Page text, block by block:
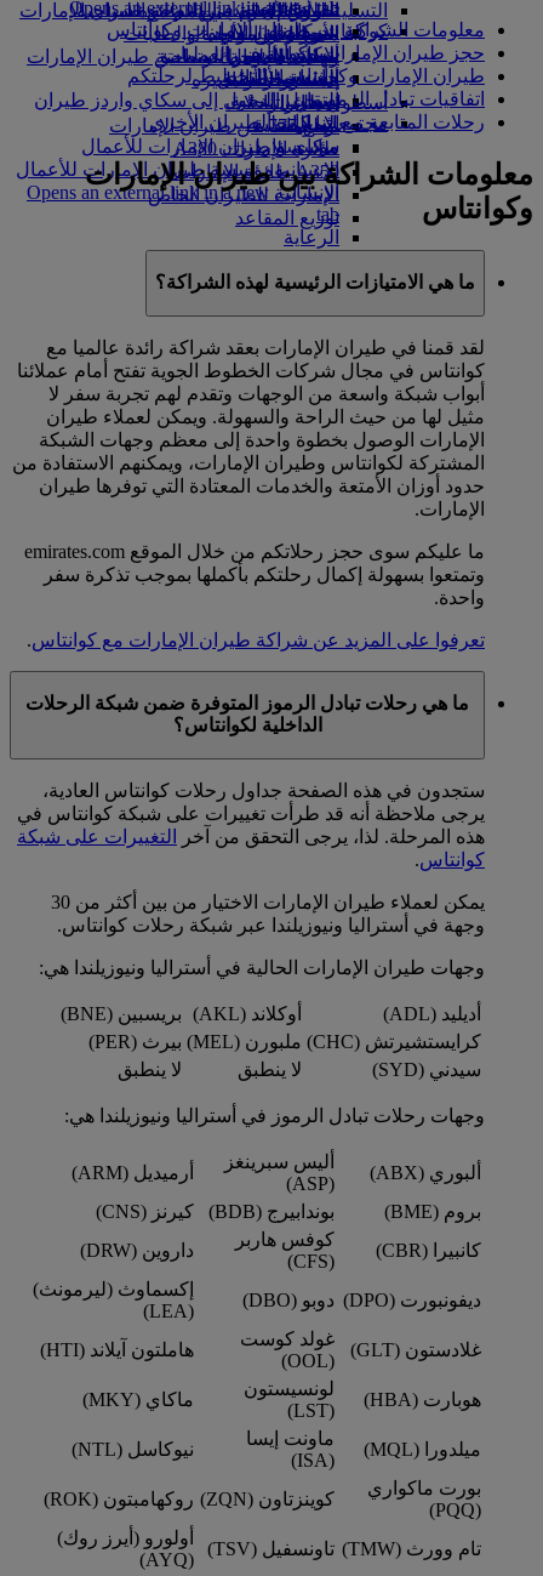
تناول الطعام في الدرجة السياحية
الممتازة
وجبات الدرجة السياحية
المشروبات
أسطول طائراتنا
بوينج 777
طائرة الإمارات A380
A350 طائرة الإمارات
الإمارات للطيران الخاص
توزيع المقاعد
السوق الحرة
متجرنا الرسمي
التسلية للأطفال
الترفيه عن الأطفال
ألعاب الأطفال
أنشطة للأطفال
in a new tab
كوكبنا
الاستدامة في العمليات
السياسة البيئية
التقارير البيئية
مجتمعاتنا المحلية
مؤسسة طيران الإمارات للأعمال
الإنسانيةمؤسسة طيران الإمارات للأعمال
الإنسانية Opens an external link in a new
tab
الرعاية
Opens an external link in a new tab
شركاؤنا
سكاي واردز رايل
حاسبة الأميال
تسجيل الدخول إلى سكاي واردز طيران
الإمارات
سكاي واردز+
السفر لأصحاب الهمم مع طيران الإمارات
المساعدة الخاصة والطلبات
تجربتكم على متن الطائرة
الأدوات والموارد
الهاتف المتحرك وتطبيق طيران الإمارات
إلغاء حجز أو تغييره
تعطل الرحلات
معلومات عن طيران الإمارات
معلومات الشراكة بين طيران الإمارات وكوانتاس
حجز طيران الإمارات وكوانتاس
طيران الإمارات وكوانتاس - التخطيط لرحلتكم
اتفاقيات تبادل الرموز
رحلات المتابعة مع شركات الطيران الأخرى
معلومات الشراكة بين طيران الإمارات
وكوانتاس
ما هي الامتيازات الرئيسية لهذه الشراكة؟
لقد قمنا في طيران الإمارات بعقد شراكة رائدة عالميا مع
كوانتاس في مجال شركات الخطوط الجوية تفتح أمام عملائنا
أبواب شبكة واسعة من الوجهات وتقدم لهم تجربة سفر لا
مثيل لها من حيث الراحة والسهولة. ويمكن لعملاء طيران
الإمارات الوصول بخطوة واحدة إلى معظم وجهات الشبكة
المشتركة لكوانتاس وطيران الإمارات، ويمكنهم الاستفادة من
حدود أوزان الأمتعة والخدمات المعتادة التي توفرها طيران
الإمارات.
ما عليكم سوى حجز رحلاتكم من خلال الموقع emirates.com
وتمتعوا بسهولة إكمال رحلتكم بأكملها بموجب تذكرة سفر
واحدة.
تعرفوا على المزيد عن شراكة طيران الإمارات مع كوانتاس.
ما هي رحلات تبادل الرموز المتوفرة ضمن شبكة الرحلات
الداخلية لكوانتاس؟
ستجدون في هذه الصفحة جداول رحلات كوانتاس العادية،
يرجى ملاحظة أنه قد طرأت تغييرات على شبكة كوانتاس في
هذه المرحلة. لذا، يرجى التحقق من آخر
التغييرات على شبكة
كوانتاس.
يمكن لعملاء طيران الإمارات الاختيار من بين أكثر من 30
وجهة في أستراليا ونيوزيلندا عبر شبكة رحلات كوانتاس.
وجهات طيران الإمارات الحالية في أستراليا ونيوزيلندا هي:
أديليد (ADL) أوكلاند (AKL)
بريسبين (BNE)
كرايستشيرتش (CHC)
ملبورن (MEL)
بيرث (PER)
سيدني (SYD)
لا ينطبق لا ينطبق
وجهات رحلات تبادل الرموز في أستراليا ونيوزيلندا هي:
ألبوري (ABX)
أليس سبرينغز
(ASP)
أرميديل (ARM)
بروم (BME)
بوندابيرج (BDB)
كيرنز (CNS)
كانبيرا (CBR)
كوفس هاربر
(CFS)
داروين (DRW)
ديفونبورت (DPO) دوبو (DBO)
إكسماوث (ليرمونث)
(LEA)
غلادستون (GLT)
غولد كوست
(OOL)
هاملتون آيلاند (HTI)
هوبارت (HBA)
لونسيستون
(LST)
ماكاي (MKY)
ميلدورا (MQL)
ماونت إيسا
(ISA)
نيوكاسل (NTL)
بورت ماكواري
(PQQ)
كوينزتاون (ZQN) روكهامبتون (ROK)
تام وورث (TMW) تاونسفيل (TSV)
أولورو (أيرز روك)
(AYQ)